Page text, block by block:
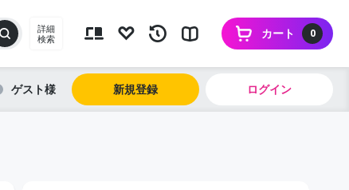
詳細
検索
0
カート
ゲスト 新規登録 ログイン